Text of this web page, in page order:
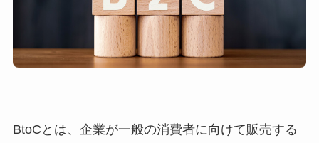
BtoCとは、企業が一般の消費者に向けて販売する